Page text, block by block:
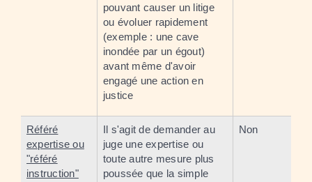
pouvant causer un litige
ou évoluer rapidement
(exemple : une cave
inondée par un égout)
avant même d'avoir
engagé une action en
justice
Référé
expertise ou
"référé
instruction"
Il s'agit de demander au
juge une expertise ou
toute autre mesure plus
poussée que la simple
Non